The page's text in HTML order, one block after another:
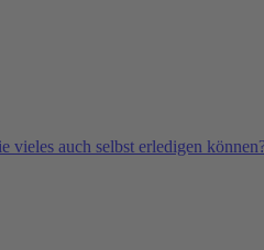
vieles auch selbst erledigen